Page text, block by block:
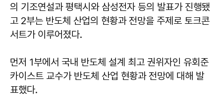
의 기조연설과 평택시와 삼성전자 등의 발표가 진행됐
고 2부는 반도체 산업의 현황과 전망을 주제로 토크콘
서트가 이루어졌다.
먼저 1부에서 국내 반도체 설계 최고 권위자인 유회준
카이스트 교수가 반도체 산업 현황과 전망에 대해 발
표했다.